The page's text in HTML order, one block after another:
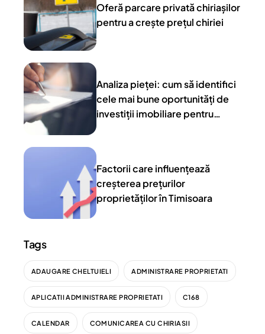
Oferă parcare privată chiriașilor
pentru a crește prețul chiriei
Analiza pieței: cum să identifici
cele mai bune oportunități de
investiții imobiliare pentru
închiriere
Factorii care influențează
creșterea prețurilor
proprietăților în Timisoara
Tags
ADAUGARE CHELTUIELI ADMINISTRARE PROPRIETATI
APLICATII ADMINISTRARE PROPRIETATI C168
CALENDAR COMUNICAREA CU CHIRIASII